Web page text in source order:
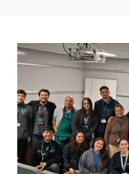
VINCULACIÓN CON EL MEDIO